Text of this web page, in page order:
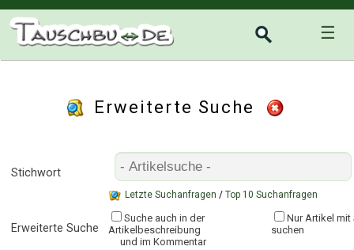
☰
Erweiterte Suche
Stichwort
Letzte Suchanfragen / Top 10 Suchanfragen
Erweiterte Suche
Suche auch in der
Artikelbeschreibung
und im Kommentar
Nur Artikel
suchen